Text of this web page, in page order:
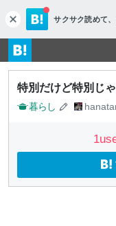
c
l
o
s
e
サクサク読めて、
特別だけど特別じ
暮らし
1